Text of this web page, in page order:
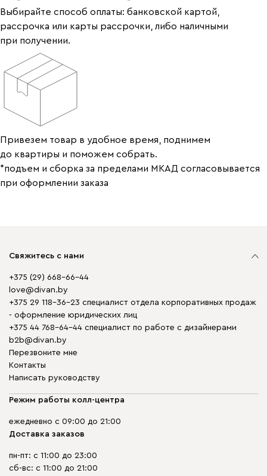
Выбирайте способ оплаты: банковской картой,
рассрочка или карты рассрочки, либо наличными
при получении.
Привезем товар в удобное время, поднимем
до квартиры и поможем собрать.
*подъем и сборка за пределами МКАД согласовывается
при оформлении заказа
Свяжитесь с нами
+375 (29) 668-66-44
love@divan.by
+375 29 118-36-23 специалист отдела корпоративных продаж
- оформление юридических лиц
+375 44 768-64-44 специалист по работе с дизайнерами
b2b@divan.by
Перезвоните мне
Контакты
Написать руководству
Режим работы колл-центра
ежедневно с 09:00 до 21:00
Доставка заказов
пн-пт: с 11:00 до 23:00
сб-вс: с 11:00 до 21:00